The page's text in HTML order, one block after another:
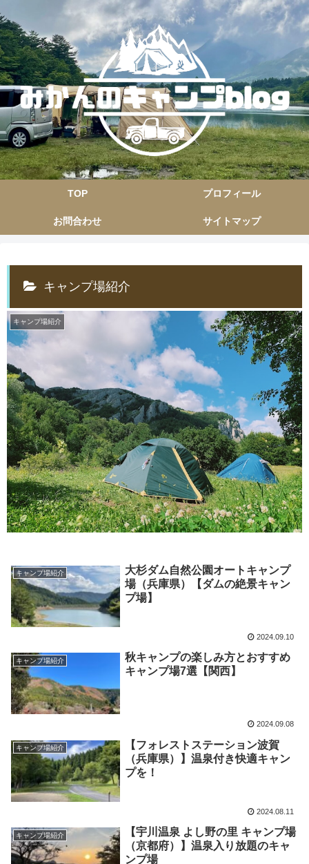
TOP プロフィール
お問合わせ サイトマップ
キャンプ場紹介
キャンプ場紹介
キャンプ場紹介
大杉ダム自然公園オートキャンプ
場（兵庫県）【ダムの絶景キャン
プ場】
2024.09.10
キャンプ場紹介
秋キャンプの楽しみ方とおすすめ
キャンプ場7選【関西】
2024.09.08
キャンプ場紹介
【フォレストステーション波賀
（兵庫県）】温泉付き快適キャン
プを！
2024.08.11
キャンプ場紹介
【宇川温泉 よし野の里 キャンプ場
（京都府）】温泉入り放題のキャ
ンプ場